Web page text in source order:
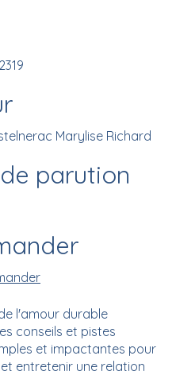
Marylise Richard
parution
l'amour durable
conseils et pistes
et impactantes pour
entretenir une relation